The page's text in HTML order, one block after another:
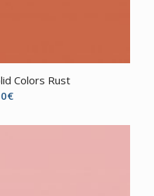
Colors Rust
€